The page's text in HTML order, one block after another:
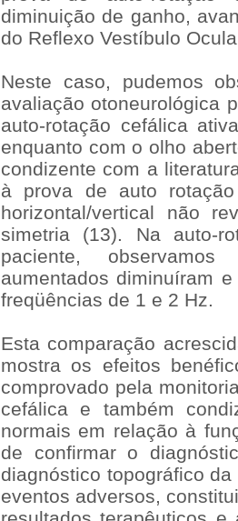
diminuição de ganho,
do Reflexo Vestíbulo
Neste caso, pudemos
avaliação otoneurológica
auto-rotação cefálica
enquanto com o olho
condizente com a
à prova de auto
horizontal/vertical não
simetria (13). Na auto-
paciente,
aumentados diminuíram
freqüências de 1 e 2 Hz.
Esta comparação
mostra os efeitos
comprovado pela
cefálica e também
normais em relação à
de confirmar o
diagnóstico topográfico
eventos adversos,